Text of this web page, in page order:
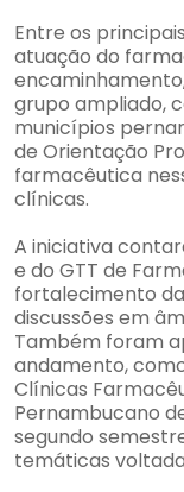
Entre os
atuação do
grupo ampliado,
municípios
de Orientação
farmacêutica
clínicas.
A iniciativa
e do GTT de
fortalecimento
discussões em
Também foram
andamento,
Clínicas
Pernambucano
segundo
temáticas